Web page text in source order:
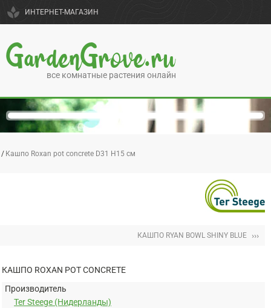
spa ИНТЕРНЕТ-МАГАЗИН
GardenGrove.ru
все комнатные растения онлайн
Кашпо Roxan pot concrete D31 H15 см
КАШПО RYAN BOWL SHINY BLUE ›››
КАШПО ROXAN POT CONCRETE
Производитель
Ter Steege (Нидерланды)